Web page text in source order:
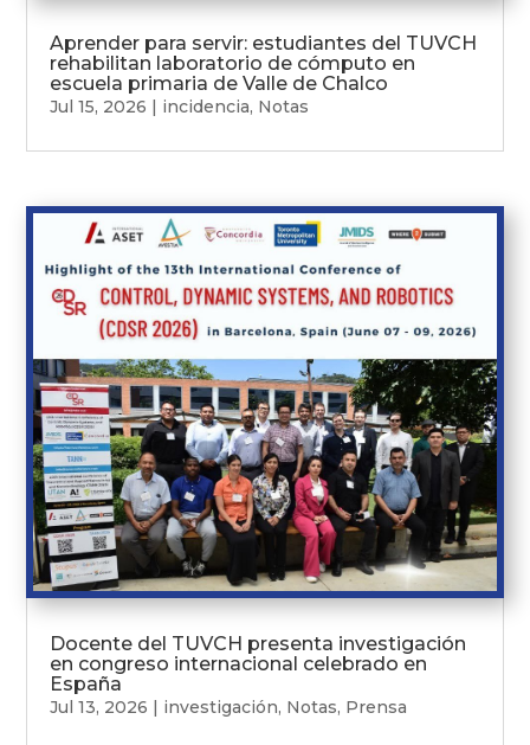
Aprender para servir: estudiantes del TUVCH
rehabilitan laboratorio de cómputo en
escuela primaria de Valle de Chalco
Jul 15, 2026 | incidencia, Notas
Docente del TUVCH presenta investigación
en congreso internacional celebrado en
España
Jul 13, 2026 | investigación, Notas, Prensa